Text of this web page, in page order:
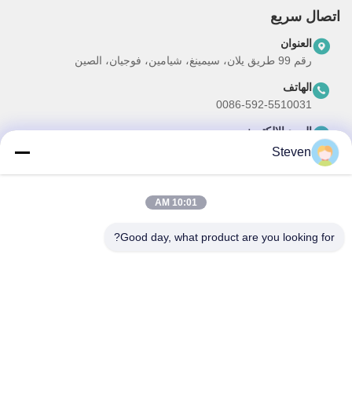
اتصال سريع
العنوان
رقم 99 طريق يلان، سيمينغ، شيامين، فوجيان، الصين
الهاتف
0086-592-5510031
البريد الإلكتروني
steven@winley-electric.com
اشترك في نشرتنا الإخبارية للحصول على خصومات وأكثر.
Steven
10:01 AM
Good day, what product are you looking for?